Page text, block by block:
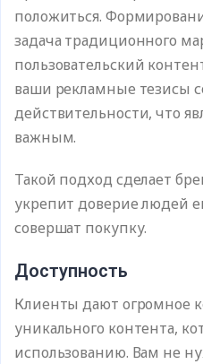
положиться.
задача традиционного
пользовательский
ваши рекламные тезисы
действительности, что
важным.
Такой подход сделает
укрепит доверие людей
совершат покупку.
Доступность
Клиенты дают огромное
уникального контента,
использованию. Вам не